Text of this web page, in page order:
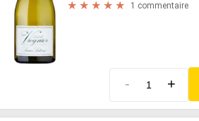
1 commentaire
- +